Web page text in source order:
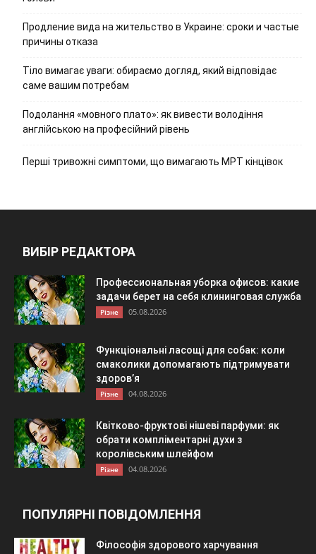
Продление вида на жительство в Украине: сроки и частые
причины отказа
Тіло вимагає уваги: обираємо догляд, який відповідає
саме вашим потребам
Подолання «мовного плато»: як вивести володіння
англійською на професійний рівень
Перші тривожні симптоми, що вимагають МРТ кінцівок
ВИБІР РЕДАКТОРА
Профессиональная уборка офисов: какие
задачи берет на себя клининговая служба
Різне 05.08.2026
Функціональні ласощі для собак: коли
смаколики допомагають підтримувати
здоров’я
Різне 04.08.2026
Квітково-фруктові нішеві парфуми: як
обрати компліментарні духи з
королівським шлейфом
Різне 04.08.2026
ПОПУЛЯРНІ ПОВІДОМЛЕННЯ
Філософія здорового харчування